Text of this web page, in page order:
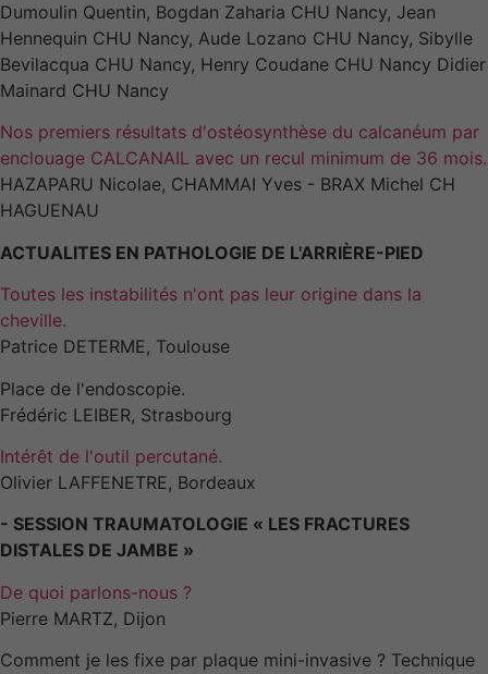
Dumoulin Quentin, Bogdan Zaharia CHU Nancy, Jean
Hennequin CHU Nancy, Aude Lozano CHU Nancy, Sibylle
Bevilacqua CHU Nancy, Henry Coudane CHU Nancy Didier
Mainard CHU Nancy
Nos premiers résultats d'ostéosynthèse du calcanéum par
enclouage CALCANAIL avec un recul minimum de 36 mois.
HAZAPARU Nicolae, CHAMMAI Yves - BRAX Michel CH
HAGUENAU
ACTUALITES EN PATHOLOGIE DE L'ARRIÈRE-PIED
Toutes les instabilités n'ont pas leur origine dans la
cheville.
Patrice DETERME, Toulouse
Place de l'endoscopie.
Frédéric LEIBER, Strasbourg
Intérêt de l'outil percutané.
Olivier LAFFENETRE, Bordeaux
- SESSION TRAUMATOLOGIE « LES FRACTURES
DISTALES DE JAMBE »
De quoi parlons-nous ?
Pierre MARTZ, Dijon
Comment je les fixe par plaque mini-invasive ? Technique